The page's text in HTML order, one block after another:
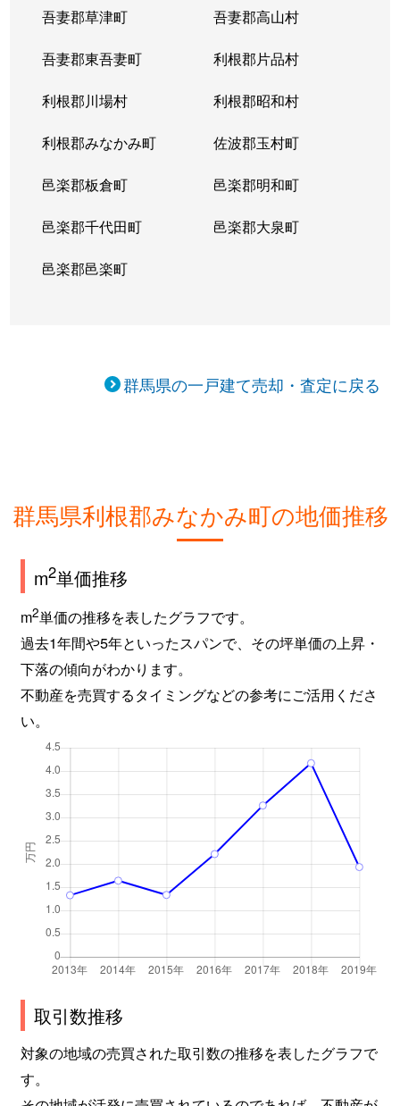
吾妻郡草津町 吾妻郡高山村
吾妻郡東吾妻町 利根郡片品村
利根郡川場村 利根郡昭和村
利根郡みなかみ町 佐波郡玉村町
邑楽郡板倉町 邑楽郡明和町
邑楽郡千代田町 邑楽郡大泉町
邑楽郡邑楽町
群馬県の一戸建て売却・査定に戻る
群馬県利根郡みなかみ町の地価推移
m2単価推移
m2単価の推移を表したグラフです。
過去1年間や5年といったスパンで、その坪単価の上昇・
下落の傾向がわかります。
不動産を売買するタイミングなどの参考にご活用くださ
い。
取引数推移
対象の地域の売買された取引数の推移を表したグラフで
す。